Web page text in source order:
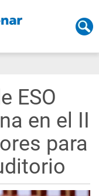
ESO
en el II
para